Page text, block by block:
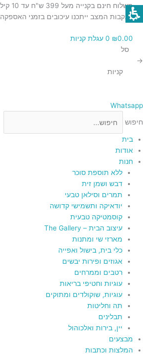
דילוג
לתוכן
משלוח חינם בקנייה מעל 399 ש"ח עד 10 קילוגרם !
בעקבות המצב ייתכנו עיכובים בזמני האספקה
₪0.00
0 עגלת קניות
סל
→
קניות
Whatsapp
חיפוש
בית
אודות
חנות
ללא תוספת סוכר
דבש ושמן זית
תמרים וסילאן טבעי
יודאיקה ותשמישי קדושה
קוסמטיקה טבעית
עיצוב הבית – The Gallery
מארזי שי ומתנות
כלי בית, בישול ואפייה
אגוזים ופירות יבשים
רטבים וממרחים
עוגיות וחטיפי בריאות
עוגיות, שוקולדים ומתוקים
תה וחליטות
תבלינים
יין, בירות ואלכוהול
מבצעים
המלצות וכתבות
כמות
של
תמונה
כמות
של
דקורטיבי
עלה
כמות
של
דקורטיבי
תבליט
כמות
של
דקורטיבי
תבליט